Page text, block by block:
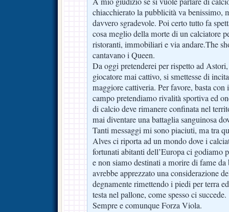
chiacchierato la pubblicità va benissimo,
davvero sgradevole. Poi certo tutto fa
cosa meglio della morte di un calciatore
ristoranti, immobiliari e via andare.The
cantavano i Queen.
Da oggi pretenderei per rispetto ad
giocatore mai cattivo, si smettesse di
maggiore cattiveria. Per favore, basta
campo pretendiamo rivalità sportiva ed
di calcio deve rimanere confinata nel
mai diventare una battaglia sanguinosa
Tanti messaggi mi sono piaciuti, ma tra
Alves ci riporta ad un mondo dove i
fortunati abitanti dell’Europa ci godiamo
e non siamo destinati a morire di fame
avrebbe apprezzato una considerazione
degnamente rimettendo i piedi per terra
testa nel pallone, come spesso ci succede.
Sempre e comunque Forza Viola.